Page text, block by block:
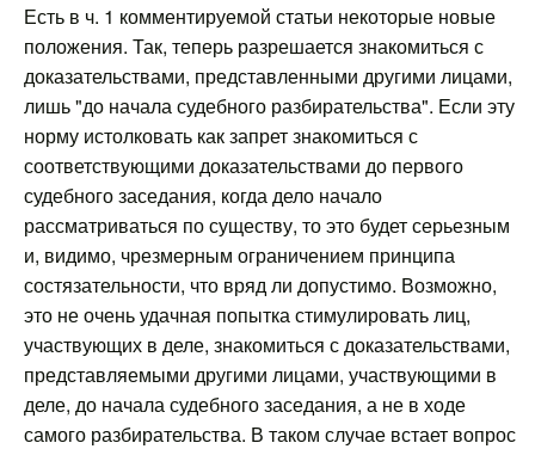
Есть в ч. 1 комментируемой статьи некоторые новые
положения. Так, теперь разрешается знакомиться с
доказательствами, представленными другими лицами,
лишь "до начала судебного разбирательства". Если эту
норму истолковать как запрет знакомиться с
соответствующими доказательствами до первого
судебного заседания, когда дело начало
рассматриваться по существу, то это будет серьезным
и, видимо, чрезмерным ограничением принципа
состязательности, что вряд ли допустимо. Возможно,
это не очень удачная попытка стимулировать лиц,
участвующих в деле, знакомиться с доказательствами,
представляемыми другими лицами, участвующими в
деле, до начала судебного заседания, а не в ходе
самого разбирательства. В таком случае встает вопрос